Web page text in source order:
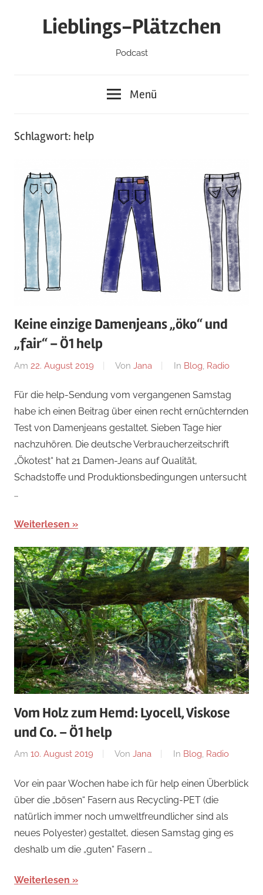
Lieblings-Plätzchen
Podcast
Menü
Schlagwort: help
Keine einzige Damenjeans „öko“ und
„fair“ – Ö1 help
Am 22. August 2019 Von Jana In Blog, Radio
Für die help-Sendung vom vergangenen Samstag
habe ich einen Beitrag über einen recht ernüchternden
Test von Damenjeans gestaltet. Sieben Tage hier
nachzuhören. Die deutsche Verbraucherzeitschrift
„Ökotest“ hat 21 Damen-Jeans auf Qualität,
Schadstoffe und Produktionsbedingungen untersucht
…
Weiterlesen
Vom Holz zum Hemd: Lyocell, Viskose
und Co. – Ö1 help
Am 10. August 2019 Von Jana In Blog, Radio
Vor ein paar Wochen habe ich für help einen Überblick
über die „bösen“ Fasern aus Recycling-PET (die
natürlich immer noch umweltfreundlicher sind als
neues Polyester) gestaltet, diesen Samstag ging es
deshalb um die „guten“ Fasern …
Weiterlesen